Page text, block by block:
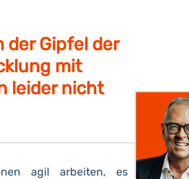
der Gipfel der
mit
leider nicht
agil arbeiten, es